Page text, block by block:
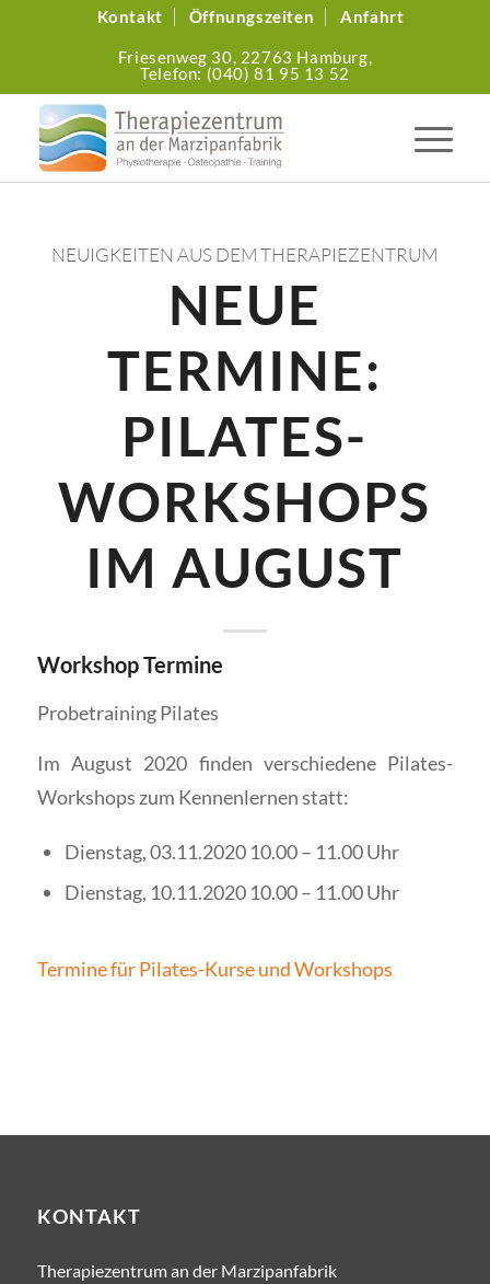
Kontakt Öffnungszeiten Anfahrt
Friesenweg 30, 22763 Hamburg,
Telefon: (040) 81 95 13 52
NEUIGKEITEN AUS DEM THERAPIEZENTRUM
NEUE
TERMINE:
PILATES-
WORKSHOPS
IM AUGUST
Workshop Termine
Probetraining Pilates
Im August 2020 finden verschiedene Pilates-
Workshops zum Kennenlernen statt:
Dienstag, 03.11.2020 10.00 – 11.00 Uhr
Dienstag, 10.11.2020 10.00 – 11.00 Uhr
Termine für Pilates-Kurse und Workshops
KONTAKT
Therapiezentrum an der Marzipanfabrik